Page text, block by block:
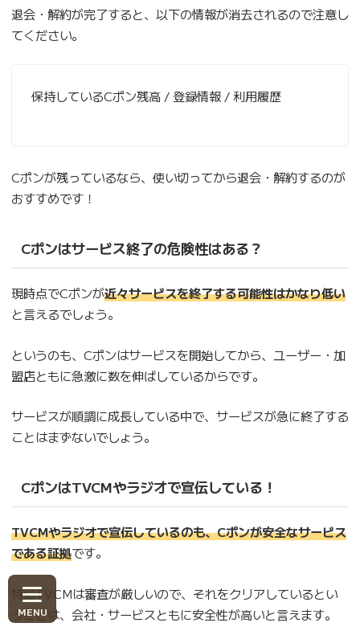
退会・解約が完了すると、以下の情報が消去されるので注意し
てください。
保持しているCポン残高 / 登録情報 / 利用履歴
Cポンが残っているなら、使い切ってから退会・解約するのが
おすすめです！
Cポンはサービス終了の危険性はある？
現時点でCポンが近々サービスを終了する可能性はかなり低い
と言えるでしょう。
というのも、Cポンはサービスを開始してから、ユーザー・加
盟店ともに急激に数を伸ばしているからです。
サービスが順調に成長している中で、サービスが急に終了する
ことはまずないでしょう。
CポンはTVCMやラジオで宣伝している！
TVCMやラジオで宣伝しているのも、Cポンが安全なサービス
である証拠です。
特にTVCMは審査が厳しいので、それをクリアしているとい
うことは、会社・サービスともに安全性が高いと言えます。